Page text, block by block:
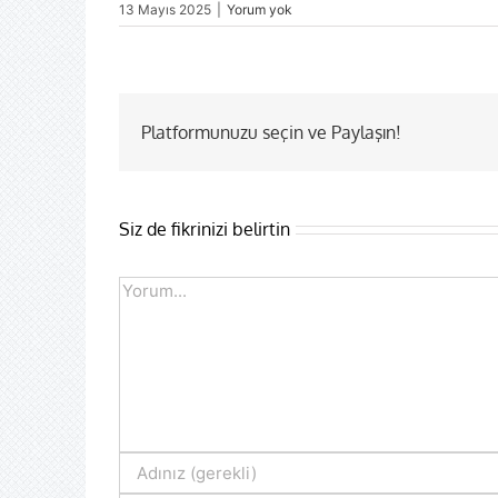
13 Mayıs 2025 Yorum yok
Platformunuzu seçin ve Paylaşın!
Siz de fikrinizi belirtin
Comment